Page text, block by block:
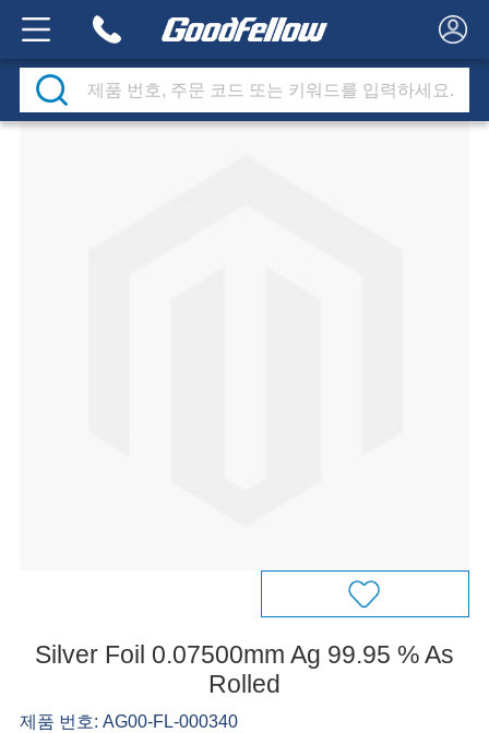
Silver Foil 0.07500mm Ag 99.95 % As
Rolled
제품 번호: AG00-FL-000340